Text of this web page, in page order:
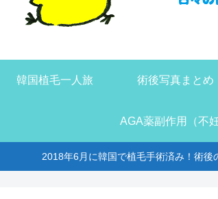
韓国植毛一人旅 術後写真まとめ
AGA薬副作用（不妊
2018年6月に韓国で植毛手術済み！術後